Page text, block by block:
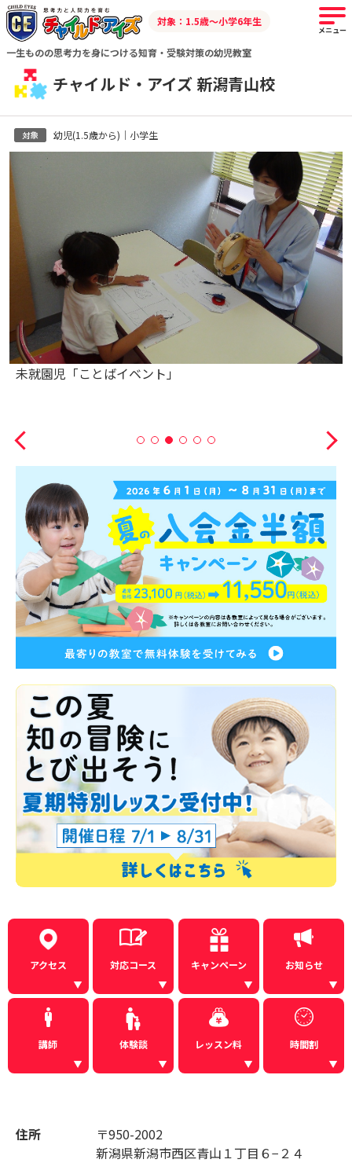
一生ものの思考力を身につける知育・受験対策の幼児教室
対象：1.5歳～小学6年生
メニュー
チャイルド・アイズ 新潟青山校
幼児(1.5歳から)｜小学生
アクセス 対応コース キャンペーン お知らせ
講師 体験談 レッスン料 時間割
住所
〒950-2002
新潟県新潟市西区青山１丁目６−２４